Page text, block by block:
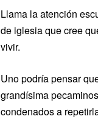
Llama la atención
de iglesia que cree
vivir.
Uno podría pensar
grandísima
condenados a